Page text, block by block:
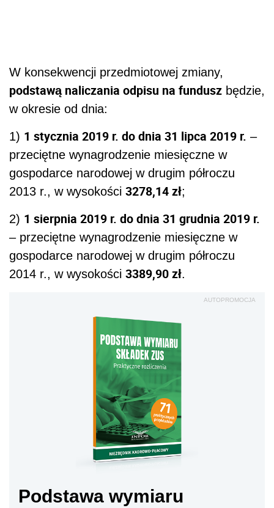
W konsekwencji przedmiotowej zmiany,
podstawą naliczania odpisu na fundusz będzie,
w okresie od dnia:
1) 1 stycznia 2019 r. do dnia 31 lipca 2019 r. –
przeciętne wynagrodzenie miesięczne w
gospodarce narodowej w drugim półroczu
2013 r., w wysokości 3278,14 zł;
2) 1 sierpnia 2019 r. do dnia 31 grudnia 2019 r.
– przeciętne wynagrodzenie miesięczne w
gospodarce narodowej w drugim półroczu
2014 r., w wysokości 3389,90 zł.
AUTOPROMOCJA
Podstawa wymiaru